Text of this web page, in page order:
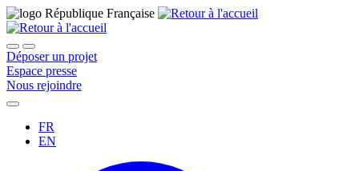
Déposer un projet
Espace presse
Nous rejoindre
FR
EN